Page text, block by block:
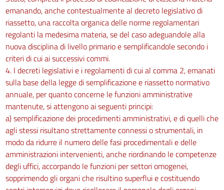
emanando, anche contestualmente al decreto legislativo di
riassetto, una raccolta organica delle norme regolamentari
regolanti la medesima materia, se del caso adeguandole alla
nuova disciplina di livello primario e semplificandole secondo i
criteri di cui ai successivi commi.
4. I decreti legislativi e i regolamenti di cui al comma 2, emanati
sulla base della legge di semplificazione e riassetto normativo
annuale, per quanto concerne le funzioni amministrative
mantenute, si attengono ai seguenti principi:
a) semplificazione dei procedimenti amministrativi, e di quelli che
agli stessi risultano strettamente connessi o strumentali, in
modo da ridurre il numero delle fasi procedimentali e delle
amministrazioni intervenienti, anche riordinando le competenze
degli uffici, accorpando le funzioni per settori omogenei,
sopprimendo gli organi che risultino superflui e costituendo